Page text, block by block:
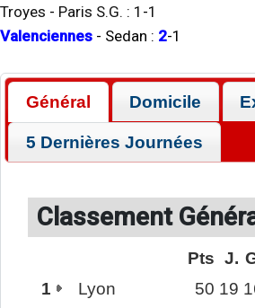
Troyes - Paris S.G. : 1 -1
Valenciennes - Sedan : 2-1
Général Domicile
5 Dernières Journées
Classement
Pts J.
1
Lyon 50 19